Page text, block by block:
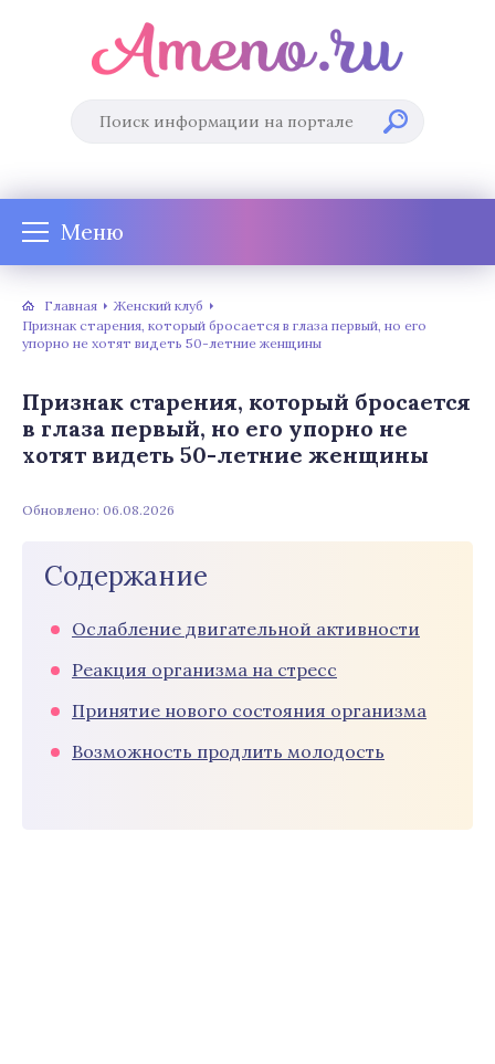
Меню
Главная
Женский клуб
Признак старения, который бросается в глаза первый, но его
упорно не хотят видеть 50-летние женщины
Признак старения, который бросается
в глаза первый, но его упорно не
хотят видеть 50-летние женщины
Обновлено: 06.08.2026
Содержание
Ослабление двигательной активности
Реакция организма на стресс
Принятие нового состояния организма
Возможность продлить молодость